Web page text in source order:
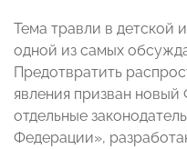
Тема травли в детской
одной из самых
Предотвратить
явления призван
отдельные
Федерации»,